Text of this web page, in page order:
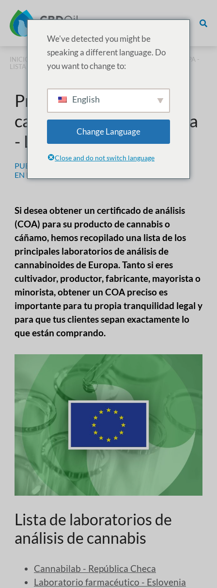
INICIO PRUEBAS
/ PRUEBAS DE CANNABINOIDES EN EUROPA -
LISTA DE LABORATORIOS
Pruebas de
cannabinoides en Europa
- Lista de laboratorios
PUBLICADO EL
EN PRUEBAS
Si desea obtener un certificado de análisis
(COA) para su producto de cannabis o
cáñamo, hemos recopilado una lista de los
principales laboratorios de análisis de
cannabinoides de Europa. Tanto si eres
cultivador, productor, fabricante, mayorista o
minorista, obtener un COA preciso es
importante para tu propia tranquilidad legal y
para que tus clientes sepan exactamente lo
que están comprando.
Lista de laboratorios de
análisis de cannabis
Cannabilab - República Checa
Laboratorio farmacéutico - Eslovenia
We've detected you might be
speaking a different language. Do
you want to change to:
English
Change Language
Close and do not switch language